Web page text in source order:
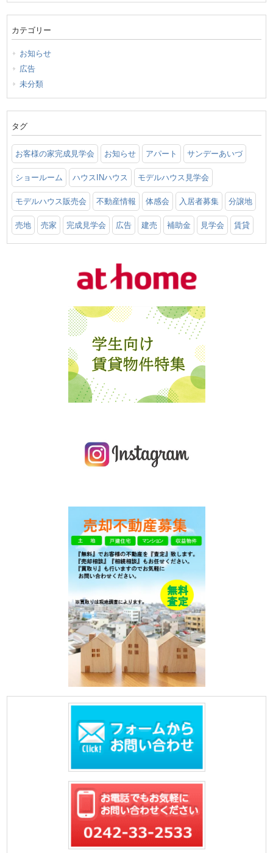
カテゴリー
お知らせ
広告
未分類
タグ
お客様の家完成見学会 お知らせ アパート サンデーあいづ
ショールーム ハウスINハウス モデルハウス見学会
モデルハウス販売会 不動産情報 体感会 入居者募集 分譲地
売地 売家 完成見学会 広告 建売 補助金 見学会 賃貸